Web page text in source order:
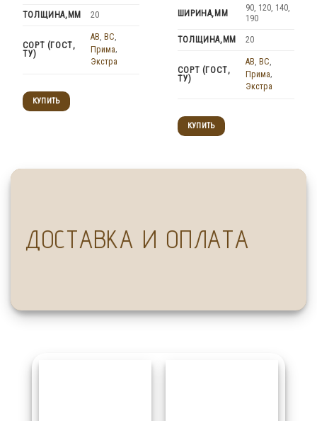
ТОЛЩИНА,ММ 20
СОРТ (ГОСТ,
ТУ)
AB, BC,
Прима,
Экстра
КУПИТЬ
ШИРИНА,ММ
90, 120, 140,
190
ТОЛЩИНА,ММ 20
СОРТ (ГОСТ,
ТУ)
AB, BC,
Прима,
Экстра
КУПИТЬ
ДОСТАВКА И ОПЛАТА